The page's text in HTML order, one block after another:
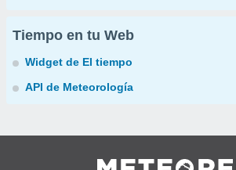
Tiempo en tu Web
Widget de El tiempo
API de Meteorología